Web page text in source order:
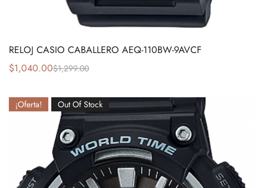
RELOJ CASIO CABALLERO AEQ-110BW-9AVCF
$1,299.00
$1,040.00
¡Oferta! Out Of Stock